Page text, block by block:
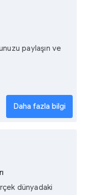
paylaşın ve
Daha fazla bilgi
dünyadaki